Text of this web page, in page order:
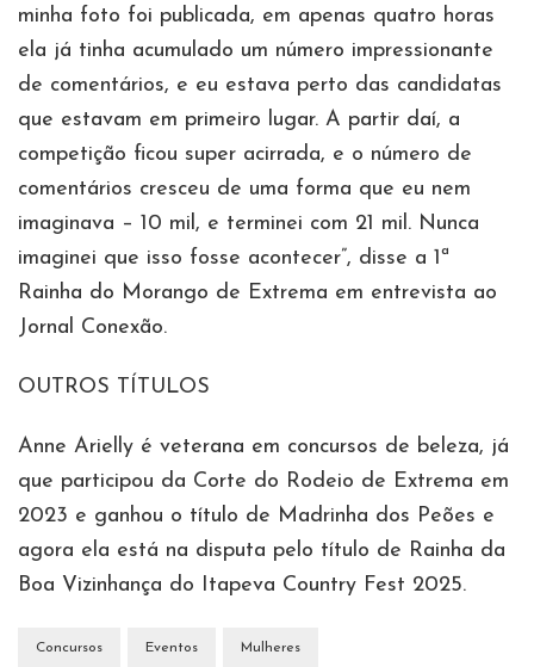
minha foto foi publicada, em apenas quatro horas
ela já tinha acumulado um número impressionante
de comentários, e eu estava perto das candidatas
que estavam em primeiro lugar. A partir daí, a
competição ficou super acirrada, e o número de
comentários cresceu de uma forma que eu nem
imaginava – 10 mil, e terminei com 21 mil. Nunca
imaginei que isso fosse acontecer”, disse a 1ª
Rainha do Morango de Extrema em entrevista ao
Jornal Conexão.
OUTROS TÍTULOS
Anne Arielly é veterana em concursos de beleza, já
que participou da Corte do Rodeio de Extrema em
2023 e ganhou o título de Madrinha dos Peões e
agora ela está na disputa pelo título de Rainha da
Boa Vizinhança do Itapeva Country Fest 2025.
Concursos Eventos Mulheres